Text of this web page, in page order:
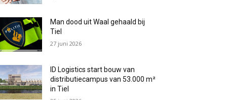
Man dood uit Waal gehaald bij
Tiel
27 juni 2026
ID Logistics start bouw van
distributiecampus van 53.000 m²
in Tiel